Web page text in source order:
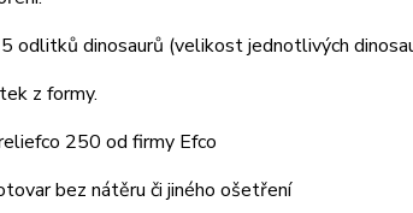
odlitků dinosaurů (velikost jednotlivých
z formy.
250 od firmy Efco
bez nátěru či jiného ošetření